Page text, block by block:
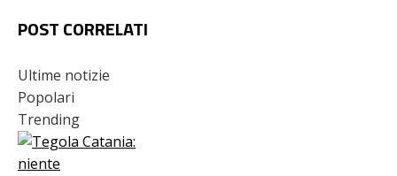
POST CORRELATI
Ultime notizie
Popolari
Trending